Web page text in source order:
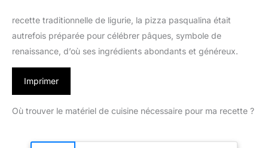
recette traditionnelle de ligurie, la pizza pasqualina était
autrefois préparée pour célébrer pâques, symbole de
renaissance, d’où ses ingrédients abondants et généreux.
Imprimer
Où trouver le matériel de cuisine nécessaire pour ma recette ?